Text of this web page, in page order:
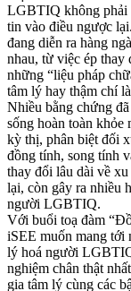
LGBTIQ không phải
tin vào điều ngược
đang diễn ra hàng
nhau, từ việc ép
những “liệu pháp
tâm lý hay thậm chí
Nhiều bằng chứng
sống hoàn toàn
kỳ thị, phân biệt đối
đồng tính, song tính
thay đổi lâu dài về
lại, còn gây ra nhiều
người LGBTIQ.
Với buổi toạ đàm
iSEE muốn mang tới
lý hoá người
nghiệm chân thật
gia tâm lý cùng các